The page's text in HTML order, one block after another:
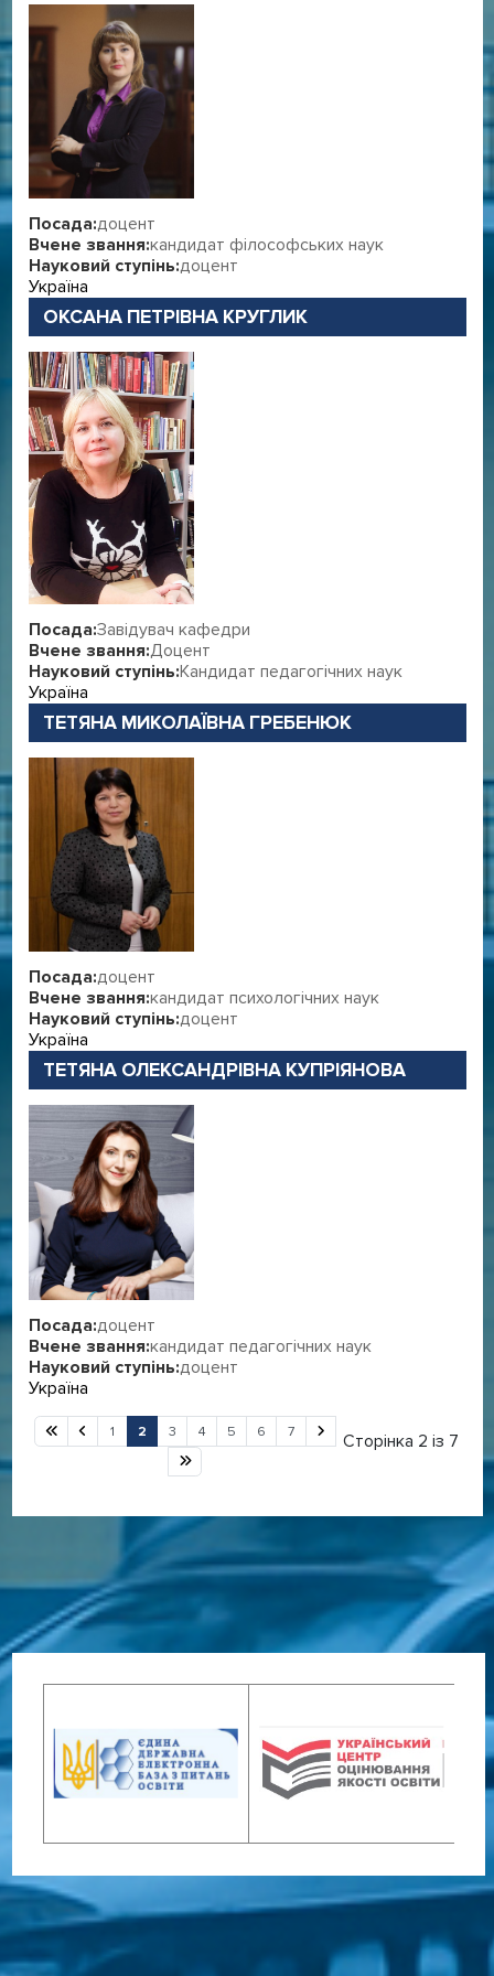
Посада:доцент
Вчене звання:кандидат філософських наук
Науковий ступінь:доцент
Україна
ОКСАНА ПЕТРІВНА КРУГЛИК
Посада:Завідувач кафедри
Вчене звання:Доцент
Науковий ступінь:Кандидат педагогічних наук
Україна
ТЕТЯНА МИКОЛАЇВНА ГРЕБЕНЮК
Посада:доцент
Вчене звання:кандидат психологічних наук
Науковий ступінь:доцент
Україна
ТЕТЯНА ОЛЕКСАНДРІВНА КУПРІЯНОВА
Посада:доцент
Вчене звання:кандидат педагогічних наук
Науковий ступінь:доцент
Україна
Сторінка 2 із 7
1 2 3 4 5 6 7
Дочірні категорії
Керівництво
Співробітники 59